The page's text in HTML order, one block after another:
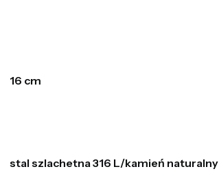
16 cm
stal szlachetna 316 L/kamień naturalny